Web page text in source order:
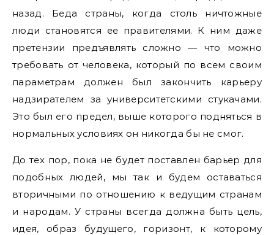
назад. Беда страны, когда столь ничтожные
люди становятся ее правителями. К ним даже
претензии предъявлять сложно — что можно
требовать от человека, который по всем своим
параметрам должен был закончить карьеру
надзирателем за университетскими стукачами.
Это был его предел, выше которого подняться в
нормальных условиях он никогда бы не смог.
До тех пор, пока не будет поставлен барьер для
подобных людей, мы так и будем оставаться
вторичными по отношению к ведущим странам
и народам. У страны всегда должна быть цель,
идея, образ будущего, горизонт, к которому